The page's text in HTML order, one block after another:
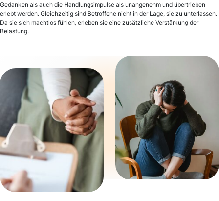
Gedanken als auch die Handlungsimpulse als unangenehm und übertrieben
erlebt werden. Gleichzeitig sind Betroffene nicht in der Lage, sie zu unterlassen.
Da sie sich machtlos fühlen, erleben sie eine zusätzliche Verstärkung der
Belastung.